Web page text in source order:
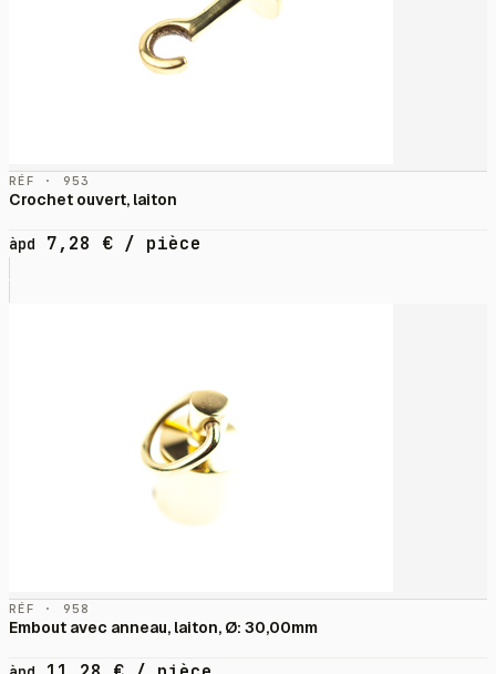
RÉF · 953
Crochet ouvert, laiton
àpd 7,28 € / pièce
RÉF · 958
Embout avec anneau, laiton, Ø: 30,00mm